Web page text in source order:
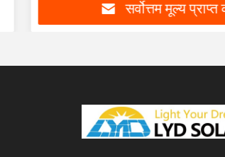
सर्वोत्तम मूल्य